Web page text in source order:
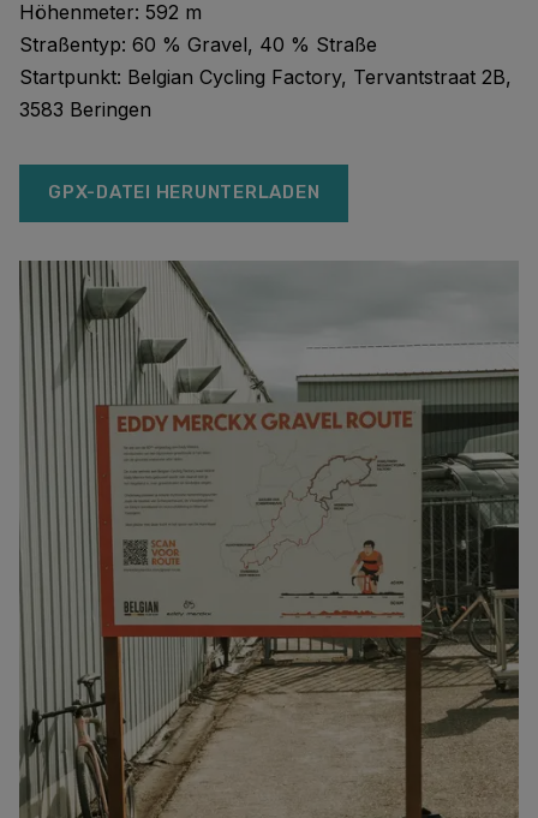
Höhenmeter: 592 m
Straßentyp: 60 % Gravel, 40 % Straße
Startpunkt: Belgian Cycling Factory, Tervantstraat 2B,
3583 Beringen
GPX-DATEI HERUNTERLADEN